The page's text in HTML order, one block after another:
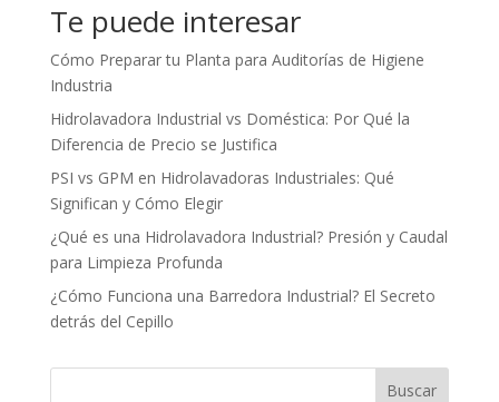
analytiques
disponibles
dans le
compte
aident à
mesurer la
performance
globale.
sessions
de
roulette
en direct
Te puede interesar
Cómo Preparar tu Planta para Auditorías de Higiene
Industria
Hidrolavadora Industrial vs Doméstica: Por Qué la
Diferencia de Precio se Justifica
PSI vs GPM en Hidrolavadoras Industriales: Qué
Significan y Cómo Elegir
¿Qué es una Hidrolavadora Industrial? Presión y Caudal
para Limpieza Profunda
¿Cómo Funciona una Barredora Industrial? El Secreto
detrás del Cepillo
Buscar